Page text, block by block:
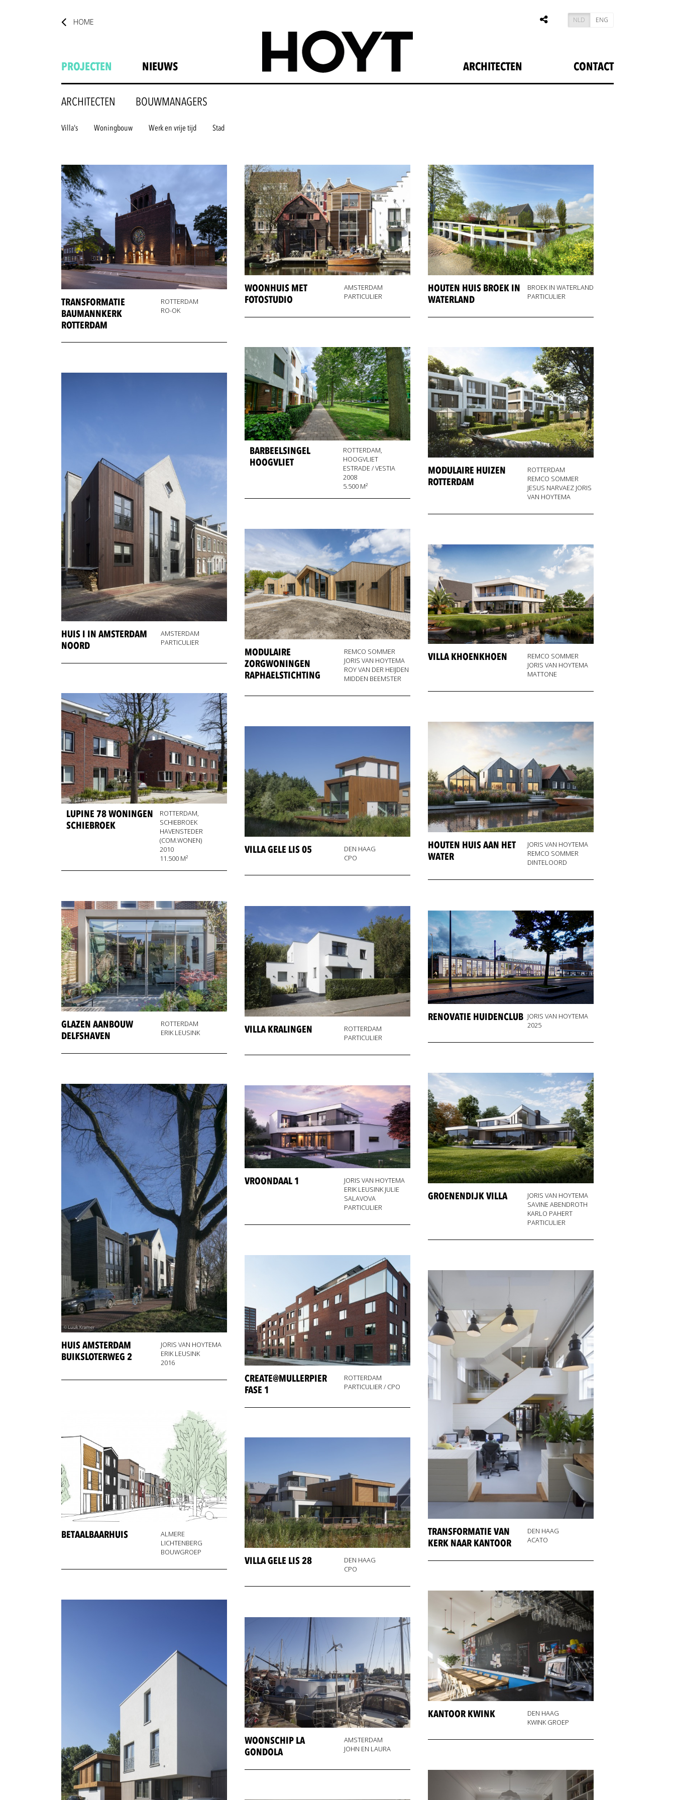
HOME NLD ENG
PROJECTEN NIEUWS ARCHITECTEN CONTACT
ARCHITECTEN BOUWMANAGERS
Villa's Woningbouw Werk en vrije tijd Stad
TRANSFORMATIE
BAUMANNKERK
ROTTERDAM
ROTTERDAM
RO-OK
WOONHUIS MET
FOTOSTUDIO
AMSTERDAM
PARTICULIER
HOUTEN HUIS BROEK IN
WATERLAND
BROEK IN WATERLAND
PARTICULIER
BARBEELSINGEL
HOOGVLIET
ROTTERDAM,
HOOGVLIET
ESTRADE / VESTIA
2008
5.500 M²
MODULAIRE HUIZEN
ROTTERDAM
ROTTERDAM
REMCO SOMMER
JESUS NARVAEZ JORIS
VAN HOYTEMA
HUIS I IN AMSTERDAM
NOORD
AMSTERDAM
PARTICULIER
MODULAIRE
ZORGWONINGEN
RAPHAELSTICHTING
REMCO SOMMER
JORIS VAN HOYTEMA
ROY VAN DER HEIJDEN
MIDDEN BEEMSTER
VILLA KHOENKHOEN
REMCO SOMMER
JORIS VAN HOYTEMA
MATTONE
LUPINE 78 WONINGEN
SCHIEBROEK
ROTTERDAM,
SCHIEBROEK
HAVENSTEDER
(COM.WONEN)
2010
11.500 M²
HOUTEN HUIS AAN HET
WATER
JORIS VAN HOYTEMA
REMCO SOMMER
DINTELOORD
VILLA GELE LIS 05
DEN HAAG
CPO
GLAZEN AANBOUW
DELFSHAVEN
ROTTERDAM
ERIK LEUSINK
VILLA KRALINGEN
ROTTERDAM
PARTICULIER
RENOVATIE HUIDENCLUB JORIS VAN HOYTEMA
2025
GROENENDIJK VILLA
JORIS VAN HOYTEMA
SAVINE ABENDROTH
KARLO PAHERT
PARTICULIER
HUIS AMSTERDAM
BUIKSLOTERWEG 2
JORIS VAN HOYTEMA
ERIK LEUSINK
2016
VROONDAAL 1
JORIS VAN HOYTEMA
ERIK LEUSINK JULIE
SALAVOVA
PARTICULIER
CREATE@MULLERPIER
FASE 1
ROTTERDAM
PARTICULIER / CPO
TRANSFORMATIE VAN
KERK NAAR KANTOOR
DEN HAAG
ACATO
BETAALBAARHUIS
ALMERE
LICHTENBERG
BOUWGROEP
VILLA GELE LIS 28
DEN HAAG
CPO
KANTOOR KWINK
DEN HAAG
KWINK GROEP
WOONSCHIP LA
GONDOLA
AMSTERDAM
JOHN EN LAURA